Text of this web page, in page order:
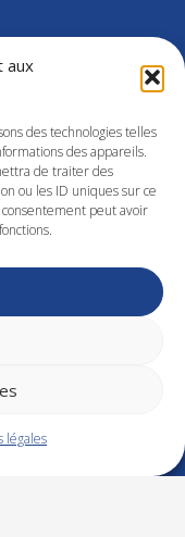
aux
des technologies telles
des appareils.
de traiter des
ou les ID uniques sur ce
peut avoir
légales